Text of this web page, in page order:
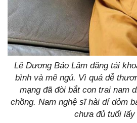
Lê Dương Bảo Lâm đăng tải
bình và mê ngủ. Vì quá dễ
mạng đã đòi bắt con trai nam
chồng. Nam nghệ sĩ hài dí dỏm
chưa đủ tuổi lấy